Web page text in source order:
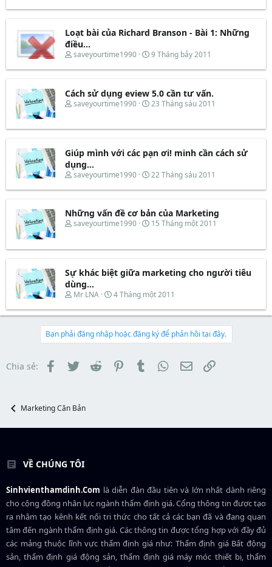
r
a
d
s
a
t
e
à
b
t
ầ
Loạt bài của Richard Branson - Bài 1: Những
điều...
T
r
a
d
a
t
e
r
saveyourtime1990
N
à
b
ắ
ầ
9 Tháng bảy 2011
Cách sử dụng eview 5.0 cần tư vấn.
T
e
d
s
t
a
r
e
r
saveyourtime1990
N
y
ắ
t
đ
ầ
u
23 Tháng sáu 2011
Giúp mình với các pạn ơi! minh cần cách sử
dụng...
T
r
a
d
a
t
e
r
saveyourtime1990
N
à
b
ắ
ầ
22 Tháng sáu 2011
Những vấn đề cơ bản của Marketing
T
e
d
s
t
a
r
t
e
r
saveyourtime1990
N
y
ắ
đ
ầ
u
15 Tháng một 2011
Sự khác biệt giữa marketing cho người tiêu
dùng...
T
r
a
d
t
a
r
Mr LNA
N
à
b
ắ
đ
ầ
4 Tháng một 2011
Bạn phải đăng nhập hoặc đăng ký để phản hồi tại đây.
Chia sẻ: Facebook
TwitterReddit PinterestTumblr WhatsApp
EmailLink
Marketing Căn Bản
VỀ CHÚNG TÔI
Sinhvienthamdinh.Com là diễn đàn đầu tiên và lớn nhất dành riêng
cho cộng đồng nhân lực ngànhthẩm định giá. Cổng thông tin được tạo
ra nhằm tạo kênh kết nối tri thức cho tất cả các bạn đã và đang quan
tâm đến ngành thẩm định giá. Các thông tin được tổng hợp với đầy đủ
các mảng thuộc lĩnh vực thẩm định giá như: Thẩm định giá Bất động
sản, thẩm định giá động sản, thẩm định giá máy móc thiết bị, thẩm